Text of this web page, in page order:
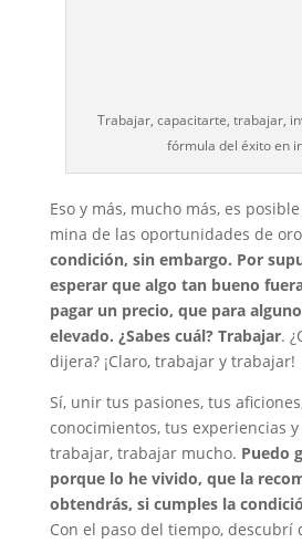
Trabajar, capacitarte, trabajar,
fórmula del éxito en
Eso y más, mucho más, es
mina de las oportunidades de
condición, sin embargo. Por
esperar que algo tan bueno
pagar un precio, que para
elevado. ¿Sabes cuál? Trabajar.
dijera? ¡Claro, trabajar y trabajar!
Sí, unir tus pasiones, tus
conocimientos, tus experiencias
trabajar, trabajar mucho. Puedo
porque lo he vivido, que la
obtendrás, si cumples la
Con el paso del tiempo, descubrí